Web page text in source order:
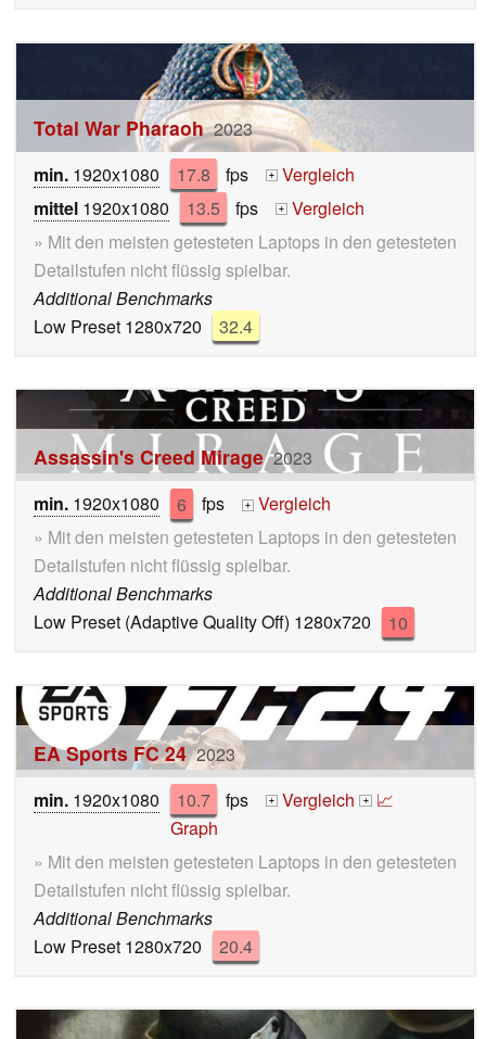
Total War Pharaoh 2023
min. 1920x1080 17.8 fps +
Vergleich
mittel 1920x1080 13.5 fps +
Vergleich
» Mit den meisten getesteten Laptops in den getesteten
Detailstufen nicht flüssig spielbar.
Additional Benchmarks
Low Preset 1280x720
32.4
Assassin's Creed Mirage 2023
min. 1920x1080 6 fps +
Vergleich
» Mit den meisten getesteten Laptops in den getesteten
Detailstufen nicht flüssig spielbar.
Additional Benchmarks
Low Preset (Adaptive Quality Off) 1280x720
10
EA Sports FC 24 2023
min. 1920x1080 10.7 fps + Vergleich + 📈
Graph
» Mit den meisten getesteten Laptops in den getesteten
Detailstufen nicht flüssig spielbar.
Additional Benchmarks
Low Preset 1280x720
20.4